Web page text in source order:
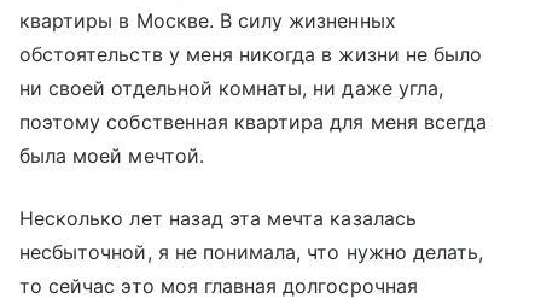
квартиры в Москве. В силу жизненных
обстоятельств у меня никогда в жизни не было
ни своей отдельной комнаты, ни даже угла,
поэтому собственная квартира для меня всегда
была моей мечтой.
Несколько лет назад эта мечта казалась
несбыточной, я не понимала, что нужно делать,
то сейчас это моя главная долгосрочная